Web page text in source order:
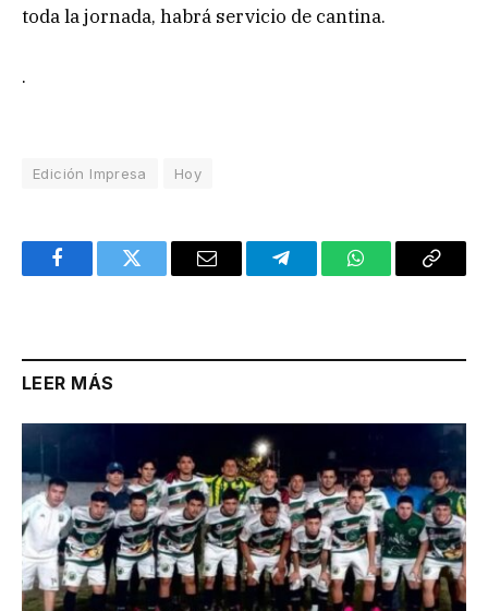
toda la jornada, habrá servicio de cantina.
.
Edición Impresa Hoy
FacebookTwitter Email TelegramWhatsAppCopy
LEER MÁS